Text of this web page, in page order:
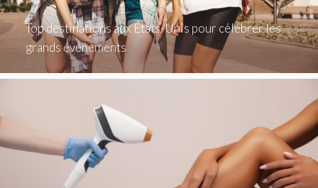
Top destinations aux États-Unis pour célébrer les
grands événements